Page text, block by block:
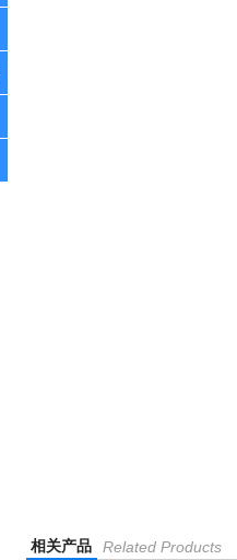
相关产品 Related Products